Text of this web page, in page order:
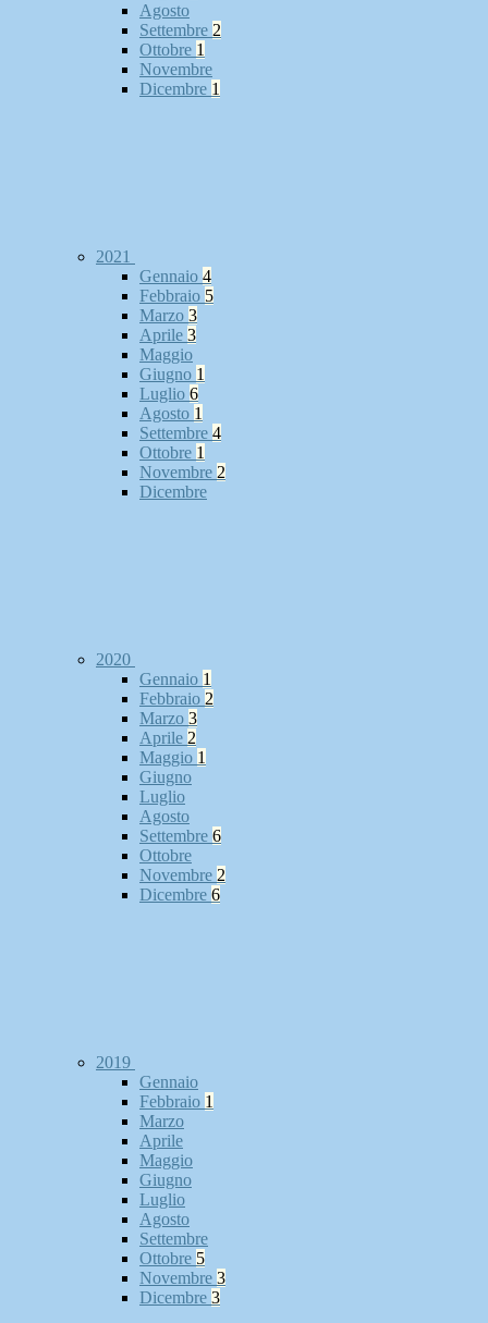
Agosto
Settembre 2
Ottobre 1
Novembre
Dicembre 1
2021
Gennaio 4
Febbraio 5
Marzo 3
Aprile 3
Maggio
Giugno 1
Luglio 6
Agosto 1
Settembre 4
Ottobre 1
Novembre 2
Dicembre
2020
Gennaio 1
Febbraio 2
Marzo 3
Aprile 2
Maggio 1
Giugno
Luglio
Agosto
Settembre 6
Ottobre
Novembre 2
Dicembre 6
2019
Gennaio
Febbraio 1
Marzo
Aprile
Maggio
Giugno
Luglio
Agosto
Settembre
Ottobre 5
Novembre 3
Dicembre 3